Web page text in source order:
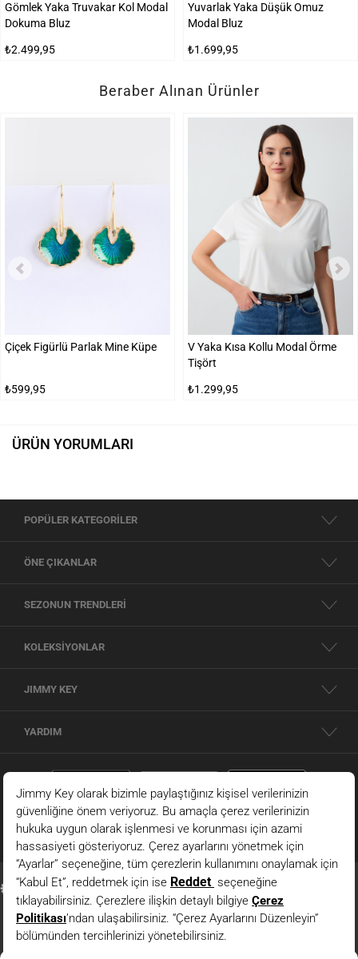
Gömlek Yaka Truvakar Kol Modal
Dokuma Bluz
₺2.499,95
Yuvarlak Yaka Düşük Omuz
Modal Bluz
₺1.699,95
Beraber Alınan Ürünler
Çiçek Figürlü Parlak Mine Küpe
₺599,95
V Yaka Kısa Kollu Modal Örme
Tişört
₺1.299,95
ÜRÜN YORUMLARI
POPÜLER KATEGORİLER
ÖNE ÇIKANLAR
SEZONUN TRENDLERİ
KOLEKSİYONLAR
JIMMY KEY
YARDIM